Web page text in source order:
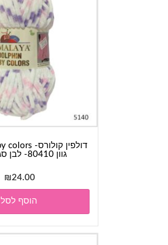
גוון 80410- לבן סגול וורוד
₪24.00
הוסף לסל